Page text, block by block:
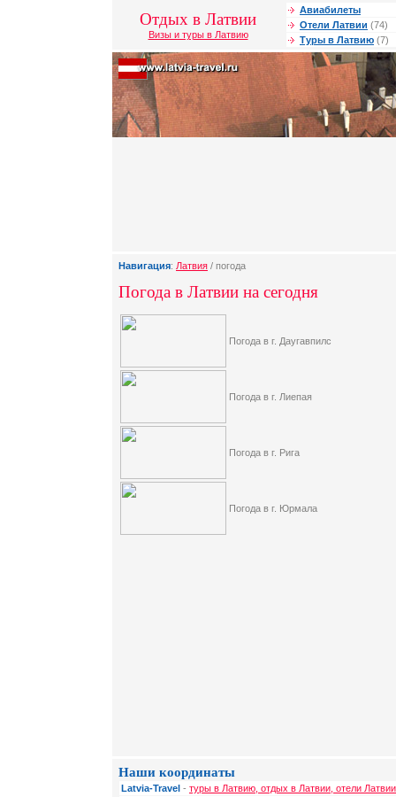
Отдых в Латвии
Визы и туры в Латвию
Авиабилеты
Отели Латвии (74)
Туры в Латвию (7)
Навигация: Латвия / погода
Погода в Латвии на сегодня
Погода в г. Даугавпилс
Погода в г. Лиепая
Погода в г. Рига
Погода в г. Юрмала
Наши координаты
Latvia-Travel - туры в Латвию, отдых в Латвии, отели